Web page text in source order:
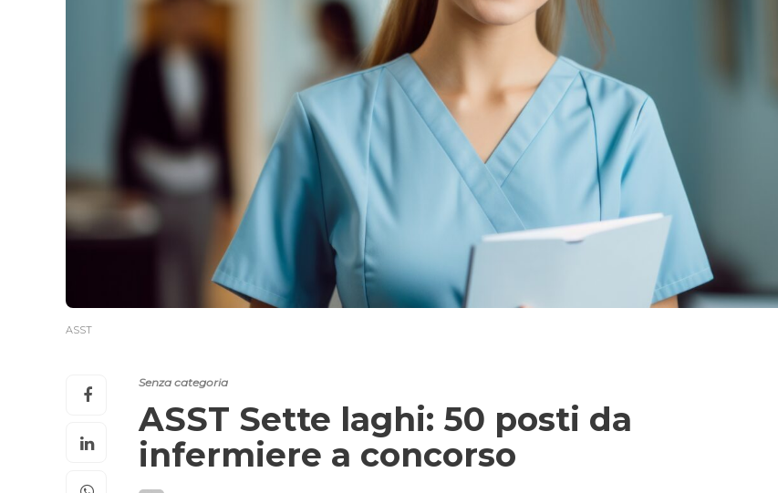
ASST
Senza categoria
ASST Sette laghi: 50 posti da
infermiere a concorso